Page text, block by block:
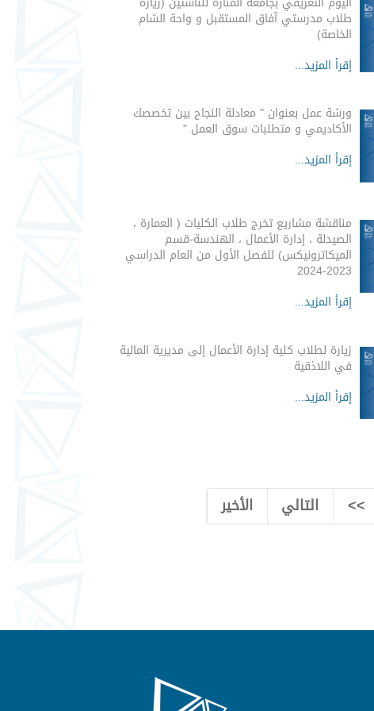
طلاب مدرستي آفاق المستقبل و واحة الشام
الخاصة)
إقرأ المزيد...
ورشة عمل بعنوان " معادلة النجاح بين تخصصك
الأكاديمي و متطلبات سوق العمل "
إقرأ المزيد...
مناقشة مشاريع تخرج طلاب الكليات ( العمارة ،
الصيدلة ، إدارة الأعمال ، الهندسة-قسم
الميكاترونيكس) للفصل الأول من العام الدراسي
2023-2024
إقرأ المزيد...
زيارة لطلاب كلية إدارة الأعمال إلى مديرية المالية
في اللاذقية
إقرأ المزيد...
>> التالي الأخير